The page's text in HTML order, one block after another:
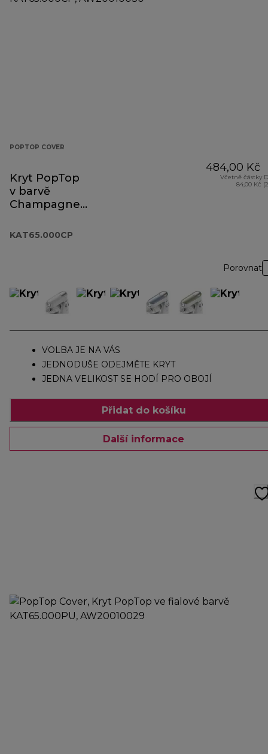
POPTOP COVER
Kryt PopTop
v barvě
Champagne
KAT65.000CP
484,00 Kč
Včetně částky
84,00 Kč
Porovnat
VOLBA JE NA VÁS
JEDNODUŠE ODEJMĚTE KRYT
JEDNA VELIKOST SE HODÍ PRO OBOJÍ
Přidat do košíku
Další informace